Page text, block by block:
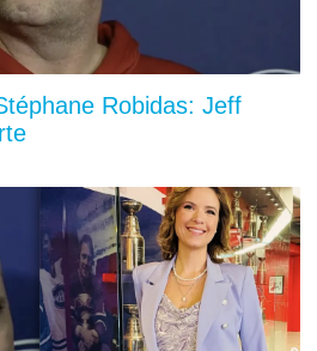
Robidas: Jeff